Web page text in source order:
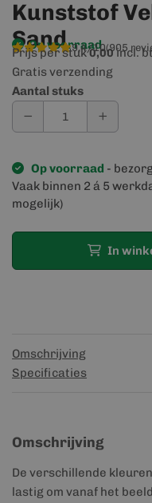
Kunststof
Sand
Op voorraad
9,4/10(905
Prijs per stuk0,00incl.
Gratis verzending
Aantal stuks
Op voorraad -
Vaak binnen 2 á 5
mogelijk)
In
Omschrijving
Specificaties
Omschrijving
De verschillende
lastig om vanaf het